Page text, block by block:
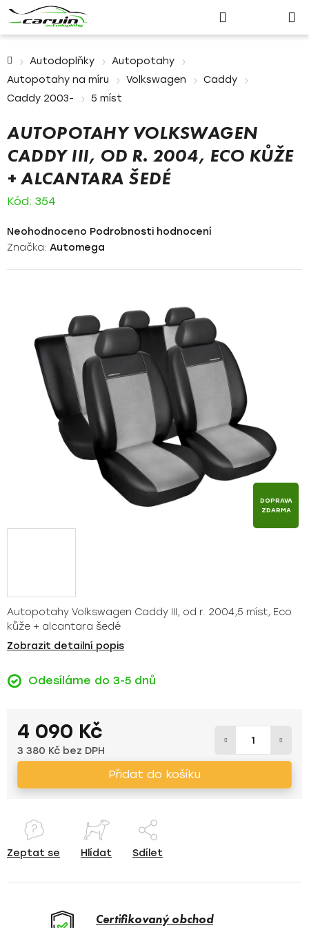
Přihlášení
košík
Autodoplňky
Autopotahy
Autopotahy na míru
Volkswagen
Caddy
Caddy 2003-
5 míst
Autopotahy Volkswagen Caddy III, od r. 2004,5 míst, Eco
kůže + alcantara šedé
Zobrazit detailní popis
Odesíláme do 3-5 dnů
4 090 Kč
3 380 Kč bez DPH
Přidat do košíku
Zeptat se Hlídat Sdílet
AUTOPOTAHY VOLKSWAGEN
CADDY III, OD R. 2004, ECO KŮŽE
+ ALCANTARA ŠEDÉ
Kód: 354
Průměrné
hodnocení
hvězdiček.
Neohodnoceno Podrobnosti hodnocení
Značka: Automega
DOPRAVA
ZDARMA
Certifikovaný obchod